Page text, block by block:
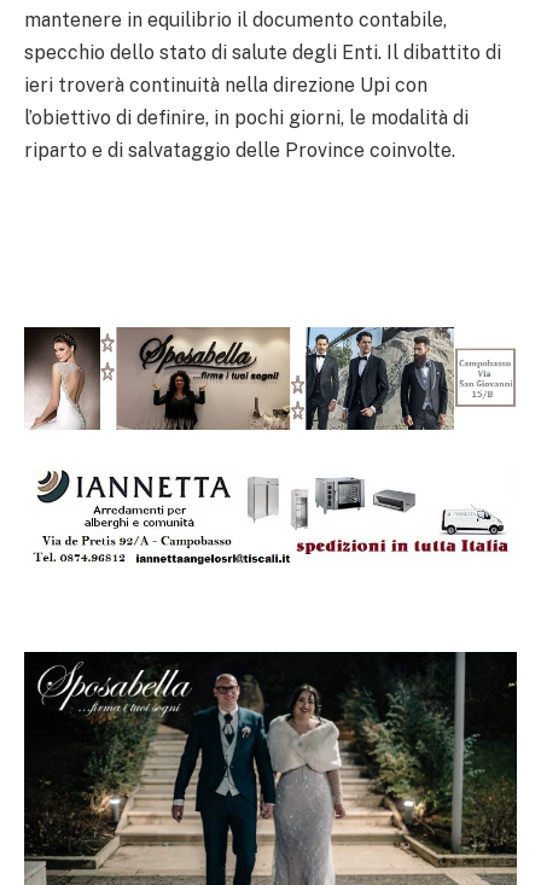
mantenere in equilibrio il documento contabile,
specchio dello stato di salute degli Enti. Il dibattito di
ieri troverà continuità nella direzione Upi con
l’obiettivo di definire, in pochi giorni, le modalità di
riparto e di salvataggio delle Province coinvolte.